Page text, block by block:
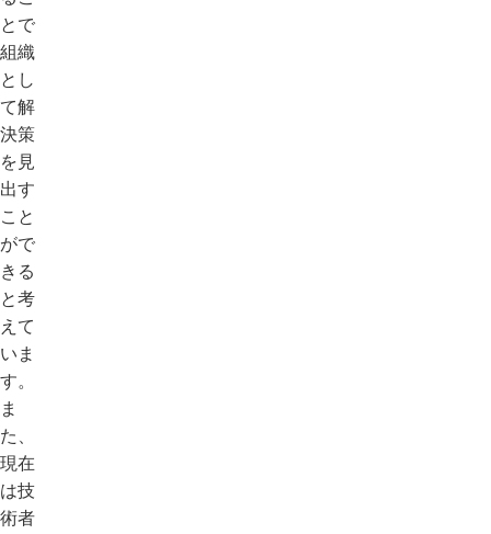
とで
組織
とし
て解
決策
を見
出す
こと
がで
きる
と考
えて
いま
す。
ま
た、
現在
は技
術者